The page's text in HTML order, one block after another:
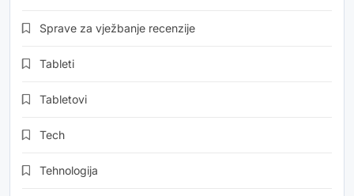
Sprave za vježbanje recenzije
Tableti
Tabletovi
Tech
Tehnologija